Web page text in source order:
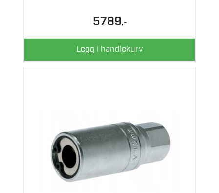
5789,-
Legg i handlekurv